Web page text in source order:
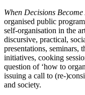
When Decisions
organised public
self-organisation in the
discursive, practical,
presentations, seminars,
initiatives, cooking
question of ‘how to
issuing a call to (re-
and society.